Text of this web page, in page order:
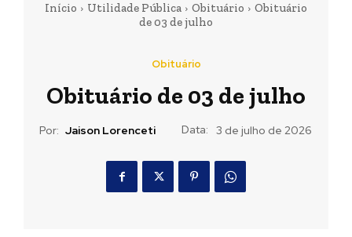
Início Utilidade Pública Obituário
Obituário
de 03 de julho
Obituário
Obituário de 03 de julho
Por: Jaison Lorenceti Data: 3 de julho de 2026